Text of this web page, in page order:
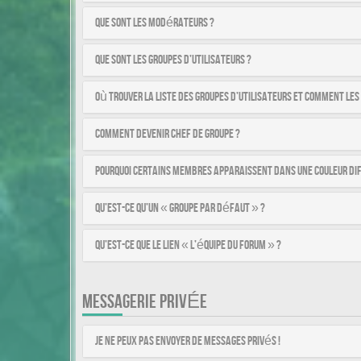
Que sont les modérateurs ?
Que sont les groupes d’utilisateurs ?
Où trouver la liste des groupes d’utilisateurs et comment
Comment devenir chef de groupe ?
Pourquoi certains membres apparaissent dans une couleur
Qu’est-ce qu’un « Groupe par défaut » ?
Qu’est-ce que le lien « L’équipe du forum » ?
MESSAGERIE PRIVÉE
Je ne peux pas envoyer de messages privés !